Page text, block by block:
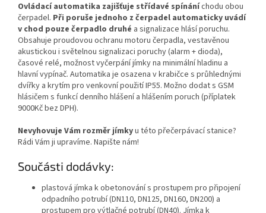
Ovládací automatika zajišťuje střídavé spínáníchodu obou
čerpadel. Při poruše jednoho z čerpadel automaticky uvádí
v chod pouze čerpadlo druhé a signalizace hlásí poruchu.
Obsahuje proudovou ochranu motoru čerpadla, vestavěnou
akustickou i světelnou signalizaci poruchy (alarm + dioda),
časové relé, možnost vyčerpání jímky na minimální hladinu a
hlavní vypínač. Automatika je osazena v krabičce s průhlednými
dvířky a krytím pro venkovní použití IP55. Možno dodat s GSM
hlásičem s funkcí denního hlášení a hlášením poruch (příplatek
9000Kč bez DPH).
Nevyhovuje Vám rozměr jímkyu této přečerpávací stanice?
Rádi Vám ji upravíme. Napište nám!
Součásti dodávky:
plastová jímka k obetonování s prostupem pro připojení
odpadního potrubí (DN110, DN125, DN160, DN200) a
prostupem pro výtlačné potrubí (DN40). Jímka k